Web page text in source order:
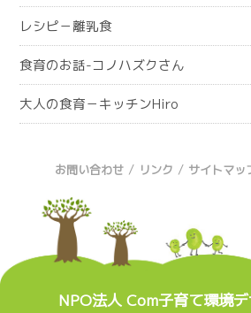
レシピ－離乳食
食育のお話-コノハズクさん
大人の食育－キッチンHiro
お問い合わせ / リンク / サイトマッ
NPO法人 Com子育て環境